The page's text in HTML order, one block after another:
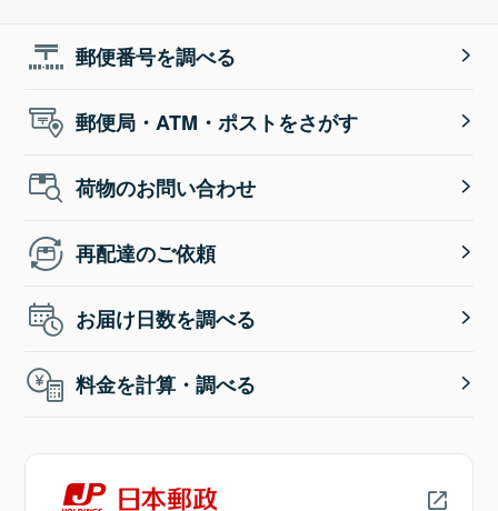
郵便番号を調べる
郵便局・ATM・ポストをさがす
荷物のお問い合わせ
再配達のご依頼
お届け日数を調べる
料金を計算・調べる